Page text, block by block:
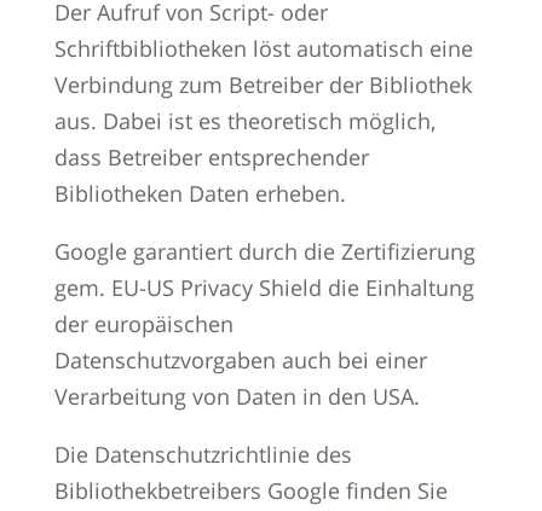
Der Aufruf von Script- oder
Schriftbibliotheken löst automatisch eine
Verbindung zum Betreiber der Bibliothek
aus. Dabei ist es theoretisch möglich,
dass Betreiber entsprechender
Bibliotheken Daten erheben.
Google garantiert durch die Zertifizierung
gem. EU-US Privacy Shield die Einhaltung
der europäischen
Datenschutzvorgaben auch bei einer
Verarbeitung von Daten in den USA.
Die Datenschutzrichtlinie des
Bibliothekbetreibers Google finden Sie